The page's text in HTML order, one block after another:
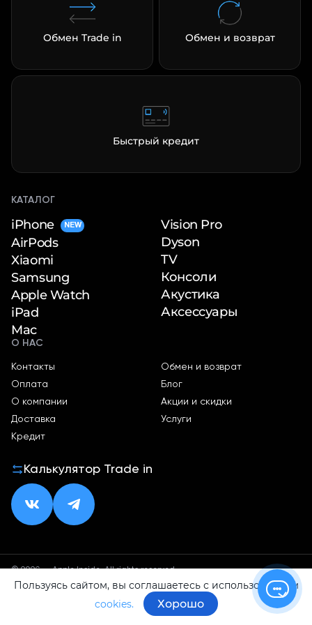
Обмен Trade in Обмен и возврат
Быстрый кредит
КАТАЛОГ
iPhone NEW
AirPods
Xiaomi
Samsung
Apple Watch
iPad
Mac
Vision Pro
Dyson
TV
Консоли
Акустика
Аксессуары
О НАС
Контакты
Оплата
О компании
Доставка
Кредит
Обмен и возврат
Блог
Акции и скидки
Услуги
Калькулятор Trade in
© 2026 — Apple Inside. All rights reserved.
Политика конфиденциальностиОферта
Пользуясь сайтом, вы соглашаетесь с использованием
cookies.
Хорошо